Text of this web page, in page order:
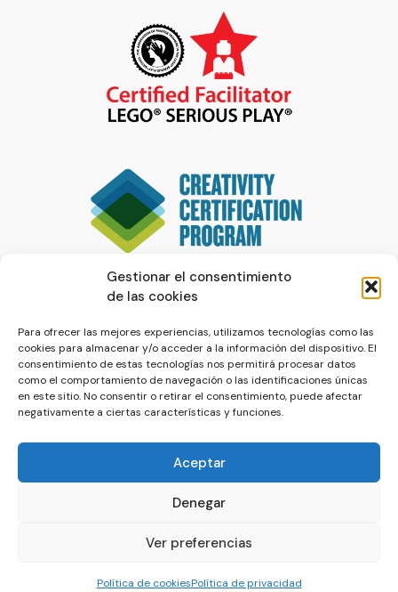
Gestionar el consentimiento
de las cookies
Para ofrecer las mejores experiencias, utilizamos tecnologías como las
cookies para almacenar y/o acceder a la información del dispositivo. El
consentimiento de estas tecnologías nos permitirá procesar datos
como el comportamiento de navegación o las identificaciones únicas
en este sitio. No consentir o retirar el consentimiento, puede afectar
negativamente a ciertas características y funciones.
Aceptar
Denegar
Ver preferencias
Política de cookiesPolítica de privacidad
© La Servilleta - El Blog de Paco Prieto
Política de cookiesPolítica de privacidad